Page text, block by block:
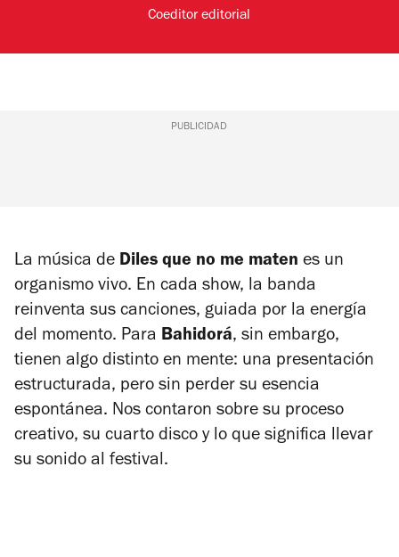
Coeditor editorial
PUBLICIDAD
La música de Diles que no me maten es un
organismo vivo. En cada show, la banda
reinventa sus canciones, guiada por la energía
del momento. Para Bahidorá, sin embargo,
tienen algo distinto en mente: una presentación
estructurada, pero sin perder su esencia
espontánea. Nos contaron sobre su proceso
creativo, su cuarto disco y lo que significa llevar
su sonido al festival.